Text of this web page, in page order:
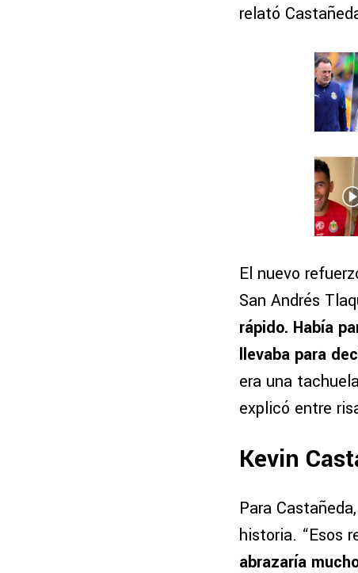
relató
El nuevo
San Andrés
rápido. Había
llevaba para
era una
explicó entre
Kevin
Para
historia. “Esos
abrazaría